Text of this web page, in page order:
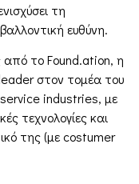
τη
ευθύνη.
το Found.ation, η
στον τομέα του
industries, με
τεχνολογίες και
της (με costumer